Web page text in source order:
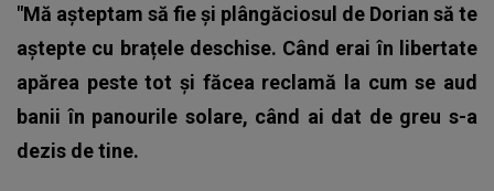
"Mă așteptam să fie și plângăciosul de Dorian să te
aștepte cu brațele deschise. Când erai în libertate
apărea peste tot și făcea reclamă la cum se aud
banii în panourile solare, când ai dat de greu s-a
dezis de tine.